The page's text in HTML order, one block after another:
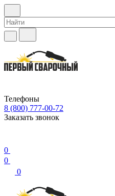
Телефоны
8 (800) 777-00-72
Заказать звонок
0
0
0